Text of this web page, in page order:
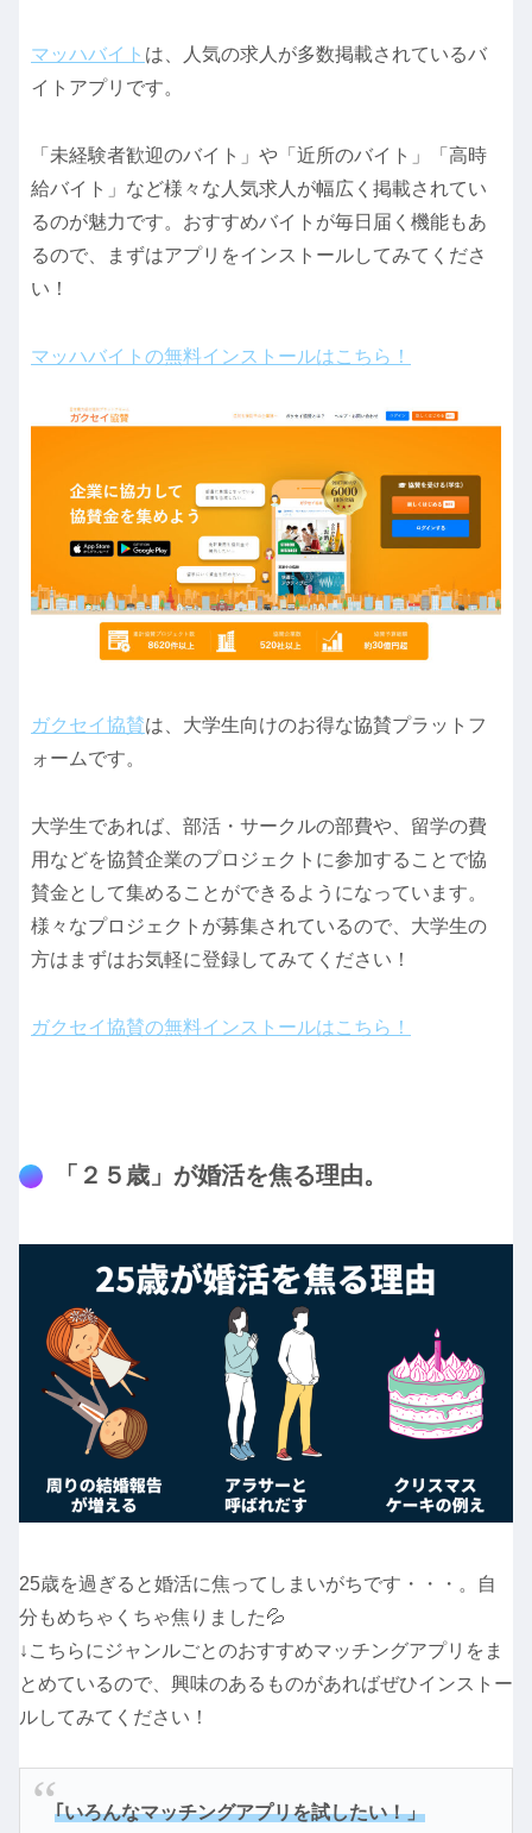
マッハバイト は、人気の求人が多数掲載されているバ
イトアプリです。
「未経験者歓迎のバイト」や「近所のバイト」「高時
給バイト」など様々な人気求人が幅広く掲載されてい
るのが魅力です。おすすめバイトが毎日届く機能もあ
るので、まずはアプリをインストールしてみてくださ
い！
マッハバイトの無料インストールはこちら！
ガクセイ協賛は、大学生向けのお得な協賛プラットフ
ォームです。
大学生であれば、部活・サークルの部費や、留学の費
用などを協賛企業のプロジェクトに参加することで協
賛金として集めることができるようになっています。
様々なプロジェクトが募集されているので、大学生の
方はまずはお気軽に登録してみてください！
ガクセイ協賛の無料インストールはこちら！
「２５歳」が婚活を焦る理由。
25歳を過ぎると婚活に焦ってしまいがちです・・・。自
分もめちゃくちゃ焦りました💦
↓こちらにジャンルごとのおすすめマッチングアプリをま
とめているので、興味のあるものがあればぜひインストー
ルしてみてください！
｢いろんなマッチングアプリを試したい！」